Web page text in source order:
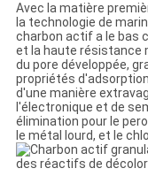
Avec la matière
la technologie de
charbon actif a le bas
et la haute résistance
du pore développée,
propriétés
d'une manière
l'électronique et de
élimination pour le
le métal lourd, et le